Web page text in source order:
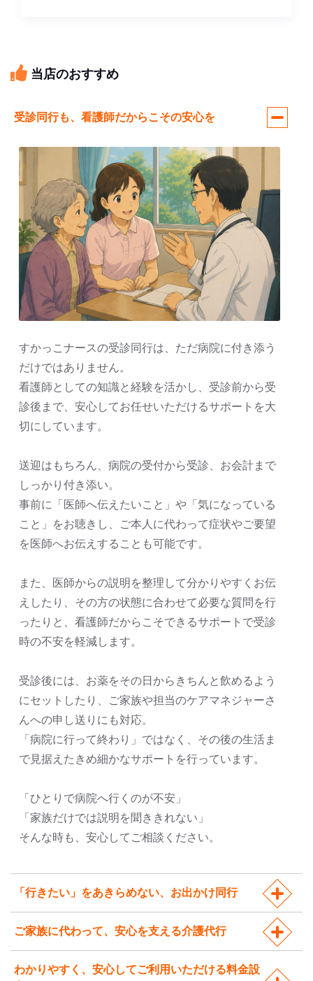
当店のおすすめ
受診同行も、看護師だからこその安心を
すかっこナースの受診同行は、ただ病院に付き添う
だけではありません。
看護師としての知識と経験を活かし、受診前から受
診後まで、安心してお任せいただけるサポートを大
切にしています。
送迎はもちろん、病院の受付から受診、お会計まで
しっかり付き添い。
事前に「医師へ伝えたいこと」や「気になっている
こと」をお聴きし、ご本人に代わって症状やご要望
を医師へお伝えすることも可能です。
また、医師からの説明を整理して分かりやすくお伝
えしたり、その方の状態に合わせて必要な質問を行
ったりと、看護師だからこそできるサポートで受診
時の不安を軽減します。
受診後には、お薬をその日からきちんと飲めるよう
にセットしたり、ご家族や担当のケアマネジャーさ
んへの申し送りにも対応。
「病院に行って終わり」ではなく、その後の生活ま
で見据えたきめ細かなサポートを行っています。
「ひとりで病院へ行くのが不安」
「家族だけでは説明を聞ききれない」
そんな時も、安心してご相談ください。
「行きたい」をあきらめない、お出かけ同行
ご家族に代わって、安心を支える介護代行
わかりやすく、安心してご利用いただける料金設